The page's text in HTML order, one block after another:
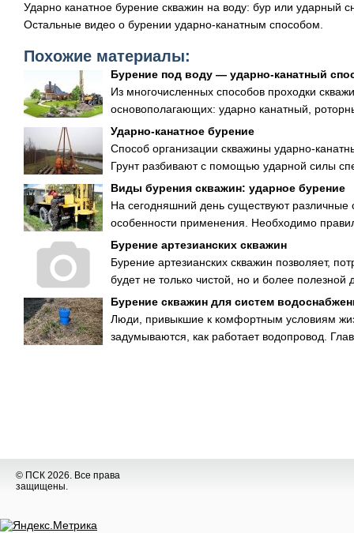
Ударно канатное бурение скважин на воду: бур или ударный
Остальные видео о бурении ударно-канатным способом.
Похожие материалы:
Бурение под воду — ударно-канатный
Из многочисленных способов проходки
основополагающих: ударно канатный,
Ударно-канатное бурение
Способ организации скважины ударно-
Грунт разбивают с помощью ударной силы
Виды бурения скважин: ударное бурение
На сегодняшний день существуют
особенности применения. Необходимо
Бурение артезианских скважин
Бурение артезианских скважин позволяет,
будет не только чистой, но и более полезной
Бурение скважин для систем
Люди, привыкшие к комфортным условиям
задумываются, как работает водопровод.
© ПСК 2026. Все права
защищены.